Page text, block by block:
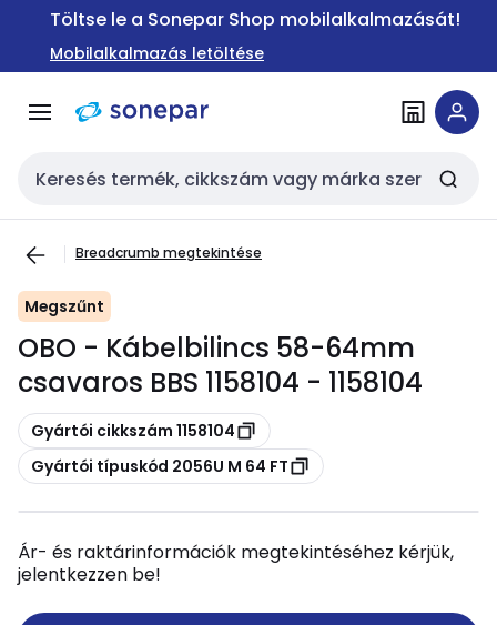
Ugrás a
Ugrás a
tartalomra
Töltse le a Sonepar Shop mobilalkalmazását!
Mobilalkalmazás letöltése
Keresési bemenet
Breadcrumb megtekintése
Megszűnt
OBO - Kábelbilincs 58-64mm
csavaros BBS 1158104 - 1158104
Másolás
Gyártói cikkszám 1158104
Másolás
Gyártói típuskód 2056U M 64 FT
Ár- és raktárinformációk megtekintéséhez kérjük,
jelentkezzen be!